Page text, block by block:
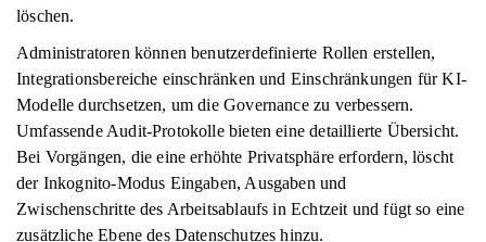
löschen.
Administratoren können benutzerdefinierte Rollen erstellen,
Integrationsbereiche einschränken und Einschränkungen für KI-
Modelle durchsetzen, um die Governance zu verbessern.
Umfassende Audit-Protokolle bieten eine detaillierte Übersicht.
Bei Vorgängen, die eine erhöhte Privatsphäre erfordern, löscht
der Inkognito-Modus Eingaben, Ausgaben und
Zwischenschritte des Arbeitsablaufs in Echtzeit und fügt so eine
zusätzliche Ebene des Datenschutzes hinzu.